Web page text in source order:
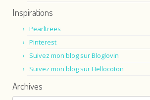
Inspirations
Pearltrees
Pinterest
Suivez mon blog sur Bloglovin
Suivez mon blog sur Hellocoton
Archives